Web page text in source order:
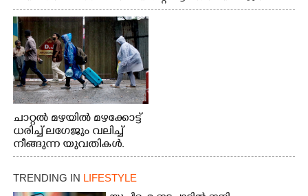
വേണ്ടിയായി ഓട്ടം. എറണാകുളം വാത്തുരുത്തിയിൽ
നിന്നുള്ള കാഴ്ച
ചാറ്റൽ മഴയിൽ മഴക്കോട്ട്
ധരിച്ച് ലഗേജും വലിച്ച്
നീങ്ങുന്ന യുവതികൾ.
എറണാകുളം മേനകയിൽ
നിന്നുള്ള കാഴ്ച
TRENDING IN LIFESTYLE